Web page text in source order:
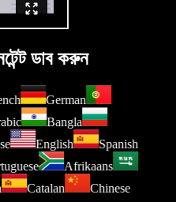
ডাব করুন
German
Bangla
English
Spanish
Afrikaans
Catalan Chinese